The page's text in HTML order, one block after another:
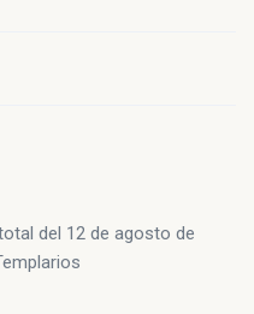
del 12 de agosto de